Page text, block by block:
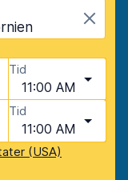
Tid
11:00 AM
Tid
11:00 AM
(USA)